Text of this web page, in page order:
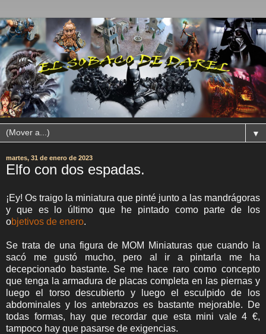
▼
martes, 31 de enero de 2023
Elfo con dos espadas.
¡Ey! Os traigo la miniatura que pinté junto a las mandrágoras
y que es lo último que he pintado como parte de los
objetivos de enero.
Se trata de una figura de MOM Miniaturas que cuando la
sacó me gustó mucho, pero al ir a pintarla me ha
decepcionado bastante. Se me hace raro como concepto
que tenga la armadura de placas completa en las piernas y
luego el torso descubierto y luego el esculpido de los
abdominales y los antebrazos es bastante mejorable. De
todas formas, hay que recordar que esta mini vale 4 €,
tampoco hay que pasarse de exigencias.